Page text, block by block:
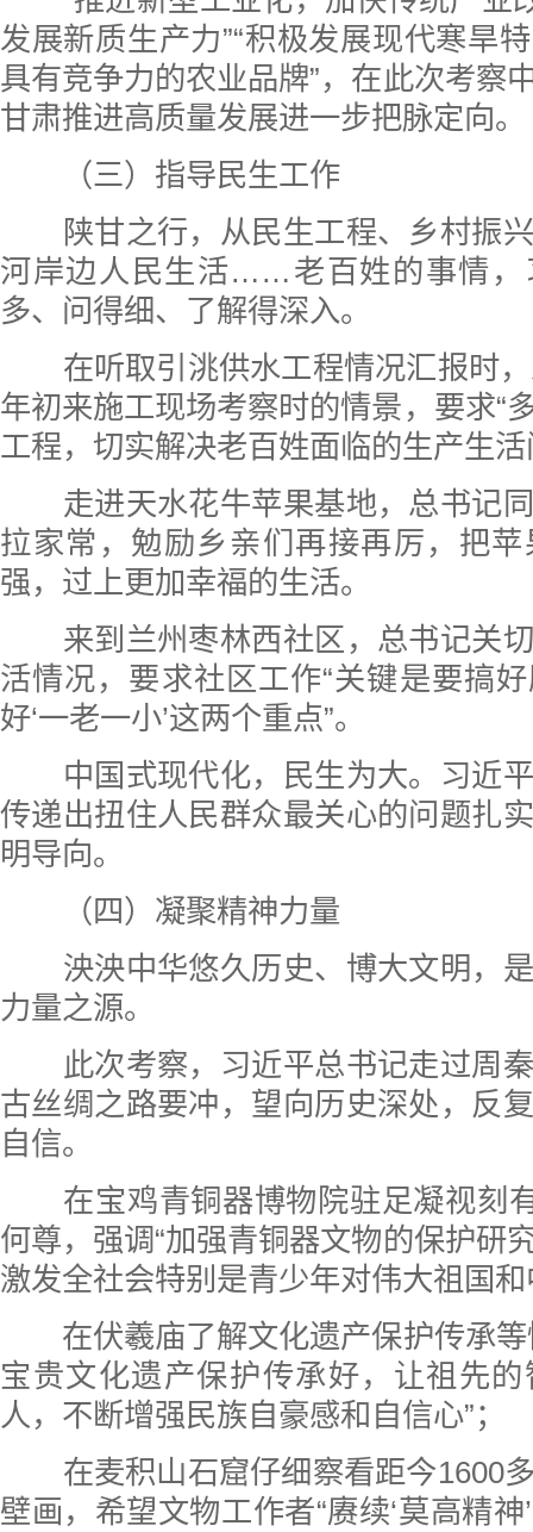
发展新质生产力”“积极发展现代寒旱
具有竞争力的农业品牌”，在此次考察
甘肃推进高质量发展进一步把脉定向。
（三）指导民生工作
陕甘之行，从民生工程、乡村振兴
河岸边人民生活……老百姓的事情，
多、问得细、了解得深入。
在听取引洮供水工程情况汇报时，
年初来施工现场考察时的情景，要求“
工程，切实解决老百姓面临的生产生活
走进天水花牛苹果基地，总书记同
拉家常，勉励乡亲们再接再厉，把
强，过上更加幸福的生活。
来到兰州枣林西社区，总书记关切
活情况，要求社区工作“关键是要搞
好‘一老一小’这两个重点”。
中国式现代化，民生为大。习近平
传递出扭住人民群众最关心的问题扎
明导向。
（四）凝聚精神力量
泱泱中华悠久历史、博大文明，是
力量之源。
此次考察，习近平总书记走过周秦
古丝绸之路要冲，望向历史深处，反
自信。
在宝鸡青铜器博物院驻足凝视刻有
何尊，强调“加强青铜器文物的保护研
激发全社会特别是青少年对伟大祖国
在伏羲庙了解文化遗产保护传承等
宝贵文化遗产保护传承好，让祖先
人，不断增强民族自豪感和自信心”；
在麦积山石窟仔细察看距今1600
壁画，希望文物工作者“赓续‘莫高精